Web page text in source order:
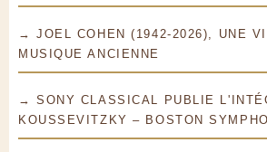
→ JOEL COHEN (1942-2026), UNE
MUSIQUE ANCIENNE
→ SONY CLASSICAL PUBLIE
KOUSSEVITZKY – BOSTON